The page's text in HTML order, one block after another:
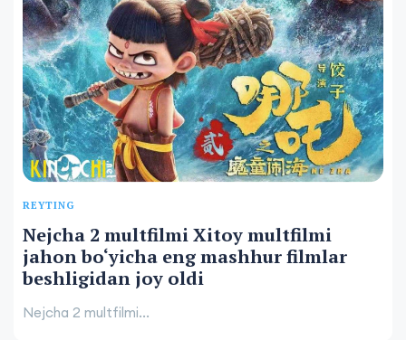
REYTING
Nejcha 2 multfilmi Xitoy multfilmi
jahon bo‘yicha eng mashhur filmlar
beshligidan joy oldi
Nejcha 2 multfilmi...